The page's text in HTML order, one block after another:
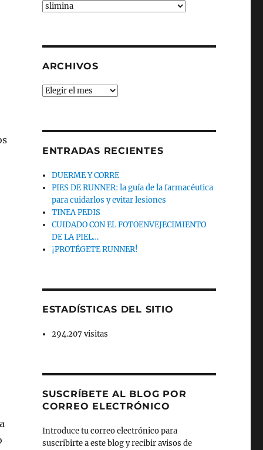
ELIGE
ARCHIVOS
Archivos
ENTRADAS RECIENTES
DUERME Y CORRE
PIES DE RUNNER: la guía de la farmacéutica
para cuidarlos y evitar lesiones
TINEA PEDIS
CUIDADO CON EL FOTOENVEJECIMIENTO
DE LA PIEL…
¡PROTÉGETE RUNNER!
ESTADÍSTICAS DEL SITIO
294.207 visitas
SUSCRÍBETE AL BLOG POR
CORREO ELECTRÓNICO
Introduce tu correo electrónico para
suscribirte a este blog y recibir avisos de